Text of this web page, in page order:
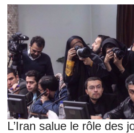
L’Iran salue le rôle des